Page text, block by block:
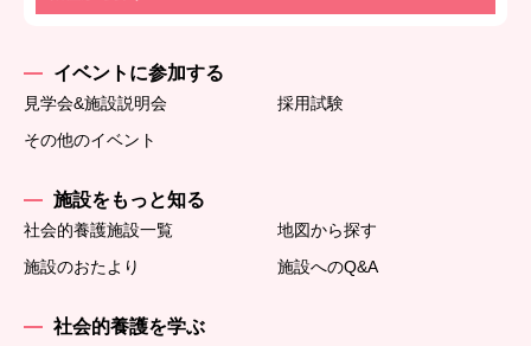
イベントに参加する
見学会&施設説明会
採用試験
その他のイベント
施設をもっと知る
社会的養護施設一覧
地図から探す
施設のおたより
施設へのQ&A
社会的養護を学ぶ